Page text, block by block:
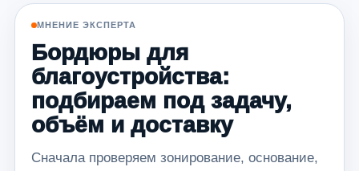
МНЕНИЕ ЭКСПЕРТА
Бордюры для
благоустройства:
подбираем под задачу,
объём и доставку
Сначала проверяем зонирование, основание,